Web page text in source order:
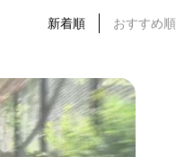
新着順 おすすめ順